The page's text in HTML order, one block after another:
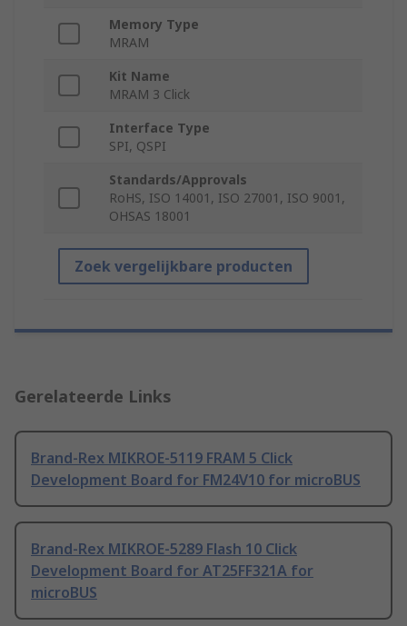
Memory Type
MRAM
Kit Name
MRAM 3 Click
Interface Type
SPI, QSPI
Standards/Approvals
RoHS, ISO 14001, ISO 27001, ISO 9001,
OHSAS 18001
Zoek vergelijkbare producten
Gerelateerde Links
Brand-Rex MIKROE-5119 FRAM 5 Click
Development Board for FM24V10 for microBUS
Brand-Rex MIKROE-5289 Flash 10 Click
Development Board for AT25FF321A for
microBUS